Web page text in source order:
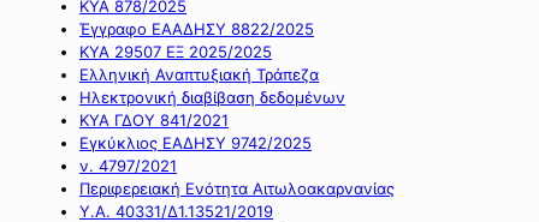
ΚΥΑ 878/2025
Έγγραφο ΕΑΑΔΗΣΥ 8822/2025
ΚΥΑ 29507 ΕΞ 2025/2025
Ελληνική Αναπτυξιακή Τράπεζα
Ηλεκτρονική διαβίβαση δεδομένων
ΚΥΑ ΓΔΟΥ 841/2021
Εγκύκλιος ΕΑΔΗΣΥ 9742/2025
ν. 4797/2021
Περιφερειακή Ενότητα Αιτωλοακαρνανίας
Υ.Α. 40331/Δ1.13521/2019